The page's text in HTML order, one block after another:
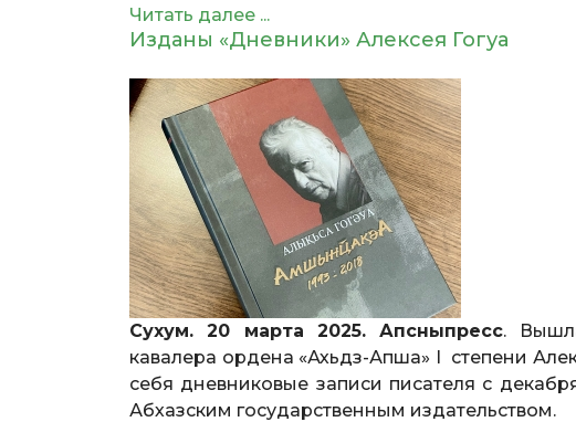
Читать далее ...
Изданы «Дневники» Алексея Гогуа
Сухум. 20 марта 2025. Апсныпресс.
кавалера ордена «Ахьдз-Апша» I степени
себя дневниковые записи писателя с
Абхазским государственным издательством.